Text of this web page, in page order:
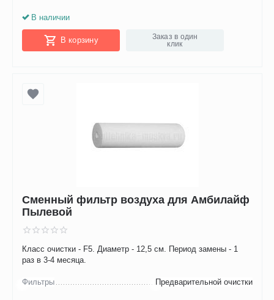
В наличии
В корзину
Заказ в один
клик
Сменный фильтр воздуха для Амбилайф
Пылевой
Класс очистки - F5. Диаметр - 12,5 см. Период замены - 1
раз в 3-4 месяца.
Фильтры Предварительной очистки